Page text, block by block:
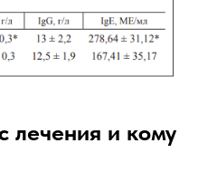
лечения и кому